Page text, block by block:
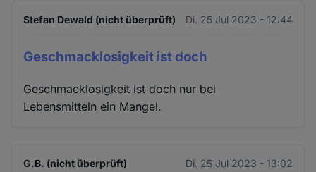
Stefan Dewald (nicht überprüft) Di. 25 Jul 2023 - 12:44
Geschmacklosigkeit ist doch
Geschmacklosigkeit ist doch nur bei
Lebensmitteln ein Mangel.
G.B. (nicht überprüft) Di. 25 Jul 2023 - 13:02